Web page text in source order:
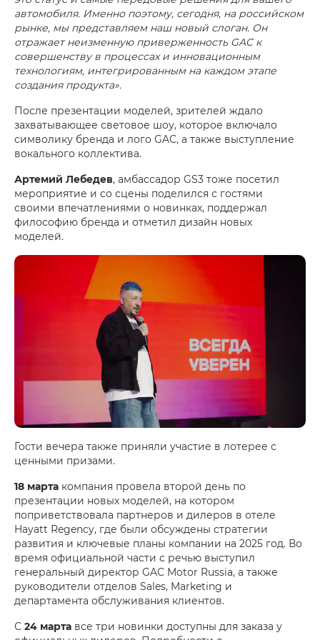
автомобиля. Именно поэтому, сегодня, на российском
рынке, мы представляем наш новый слоган. Он
отражает неизменную приверженность GAC к
совершенству в процессах и инновационным
технологиям, интегрированным на каждом этапе
создания продукта».
После презентации моделей, зрителей ждало
захватывающее световое шоу, которое включало
символику бренда и лого GAC, а также выступление
вокального коллектива.
Артемий Лебедев, амбассадор GS3 тоже посетил
мероприятие и со сцены поделился с гостями
своими впечатлениями о новинках, поддержал
философию бренда и отметил дизайн новых
моделей.
Гости вечера также приняли участие в лотерее с
ценными призами.
18 марта компания провела второй день по
презентации новых моделей, на котором
поприветствовала партнеров и дилеров в отеле
Hayatt Regency, где были обсуждены стратегии
развития и ключевые планы компании на 2025 год. Во
время официальной части с речью выступил
генеральный директор GAC Motor Russia, а также
руководители отделов Sales, Marketing и
департамента обслуживания клиентов.
С 24 марта все три новинки доступны для заказа у